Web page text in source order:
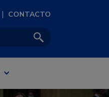
| CONTACTO